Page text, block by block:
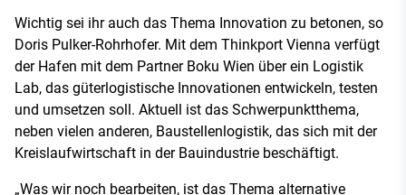
Wichtig sei ihr auch das Thema Innovation zu betonen, so
Doris Pulker-Rohrhofer. Mit dem Thinkport Vienna verfügt
der Hafen mit dem Partner Boku Wien über ein Logistik
Lab, das güterlogistische Innovationen entwickeln, testen
und umsetzen soll. Aktuell ist das Schwerpunktthema,
neben vielen anderen, Baustellenlogistik, das sich mit der
Kreislaufwirtschaft in der Bauindustrie beschäftigt.
„Was wir noch bearbeiten, ist das Thema alternative